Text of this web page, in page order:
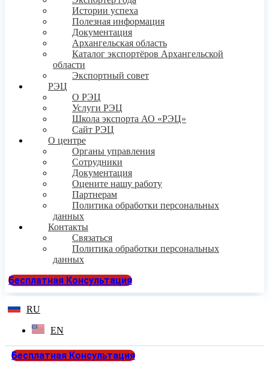
Истории успеха
Полезная информация
Документация
Архангельская область
Каталог экспортёров Архангельской
области
Экспортный совет
РЭЦ
О РЭЦ
Услуги РЭЦ
Школа экспорта АО «РЭЦ»
Сайт РЭЦ
О центре
Органы управления
Сотрудники
Документация
Оцените нашу работу
Партнерам
Политика обработки персональных
данных
Контакты
Связаться
Политика обработки персональных
данных
Бесплатная Консультация
RU
EN
Бесплатная Консультация